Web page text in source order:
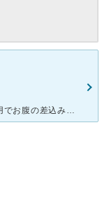
長年便秘で悩んでいました。市販薬では副作用でお腹の差込みがあり、長期服用に不安で来院しました。漢方薬処方で１日1包だけでも即効スムーズに便秘解消しています。私は朝服用で３時間後位で効いてくる感じです。